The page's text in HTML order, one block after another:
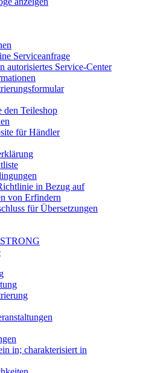
Serviceanfrage
autorisiertes Service-Center
den Teileshop
für Händler
in Bezug auf
von Erfindern
für Übersetzungen
in; charakterisiert in